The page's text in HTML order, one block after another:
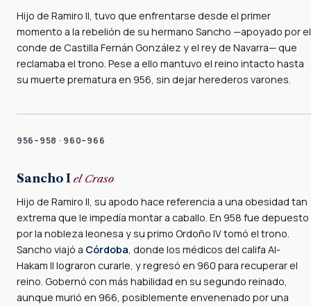
Hijo de Ramiro II, tuvo que enfrentarse desde el primer
momento a la rebelión de su hermano Sancho —apoyado por el
conde de Castilla Fernán González y el rey de Navarra— que
reclamaba el trono. Pese a ello mantuvo el reino intacto hasta
su muerte prematura en 956, sin dejar herederos varones.
956–958 · 960–966
Sancho I el Craso
Hijo de Ramiro II, su apodo hace referencia a una obesidad tan
extrema que le impedía montar a caballo. En 958 fue depuesto
por la nobleza leonesa y su primo Ordoño IV tomó el trono.
Sancho viajó a Córdoba, donde los médicos del califa Al-
Hakam II lograron curarle, y regresó en 960 para recuperar el
reino. Gobernó con más habilidad en su segundo reinado,
aunque murió en 966, posiblemente envenenado por una